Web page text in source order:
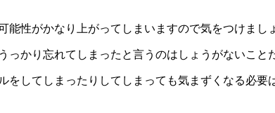
性がかなり上がってしまいますので気をつけまし
かり忘れてしまったと言うのはしょうがないこと
してしまったりしてしまっても気まずくなる必要